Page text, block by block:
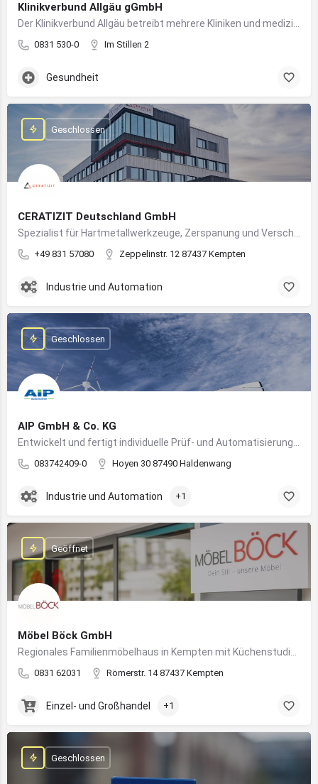
Klinikverbund Allgäu gGmbH
0831 530-0 Im Stillen 2
Gesundheit
CERATIZIT Deutschland GmbH
+49 831 57080 Zeppelinstr. 12 87437 Kempten
Geschlossen
Industrie und Automation
AIP GmbH & Co. KG
083742409-0 Hoyen 30 87490 Haldenwang
Geschlossen
Industrie und Automation +1
Möbel Böck GmbH
0831 62031 Römerstr. 14 87437 Kempten
Geöffnet
Einzel- und Großhandel +1
Geschlossen